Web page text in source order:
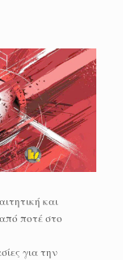
και
ποτέ στο
για την